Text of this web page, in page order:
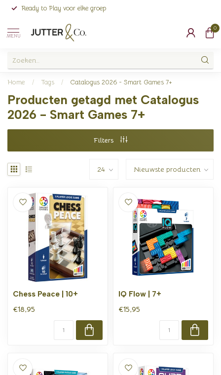
Ready to Play voor elke groep
MENU
0
Home / Tags / Catalogus 2026 - Smart Games 7+
Producten getagd met Catalogus
2026 - Smart Games 7+
Filters
Chess Peace | 10+
€18,95
IQ Flow | 7+
€15,95